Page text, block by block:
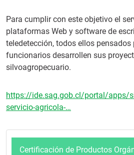
Para cumplir con este objetivo el
plataformas Web y software de
teledetección, todos ellos pensados
funcionarios desarrollen sus
silvoagropecuario.
https://ide.sag.gob.cl/portal/apps/
servicio-agricola-…
Certificación de Productos